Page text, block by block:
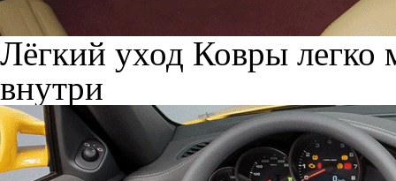
Лёгкий уход Ковры легко
внутри